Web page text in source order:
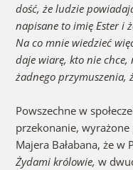
dość, że ludzie
napisane to imię Ester i
Na co mnie wiedzieć
daje wiarę, kto nie
żadnego przymuszenia,
Powszechne w
przekonanie,
Majera Bałabana, że w
Żydami królowie, w